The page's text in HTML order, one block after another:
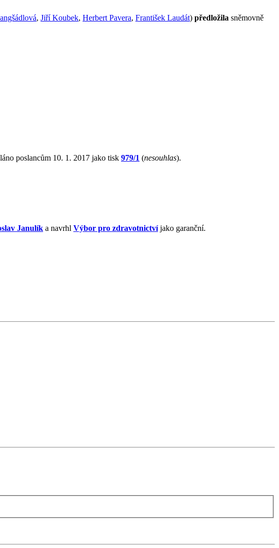
, Jiří Koubek, Herbert Pavera, František Laudát) předložila sněmovně
poslancům 10. 1. 2017 jako tisk 979/1 (nesouhlas).
Janulík a navrhl Výbor pro zdravotnictvíjako garanční.